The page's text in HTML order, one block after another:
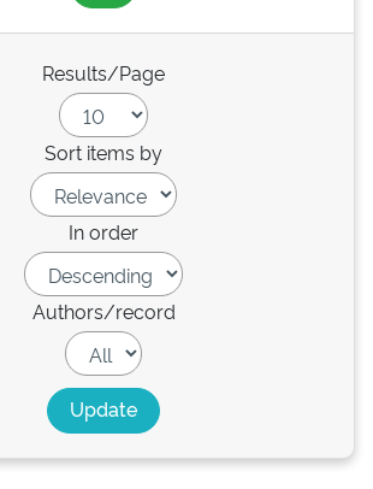
Results/Page
Sort items by
In order
Authors/record